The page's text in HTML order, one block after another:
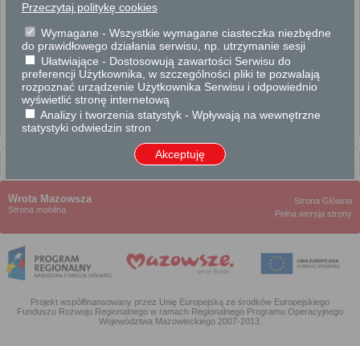
ZGODY WŁAŚCICIELSKIE
ZWROTY NIERUCHOMOŚCI
Użyczenie nieruchomości gminnych (powiatowych)
Usługi
dla przedsiębiorców
Wrota Mazowsza
Strona mobilna
Strona Główna
Pełna wersja strony
Projekt współfinansowany przez Unię Europejską ze środków Europejskiego
Funduszu Rozwoju Regionalnego w ramach Regionalnego Programu Operacyjnego
Województwa Mazowieckiego 2007-2013.
Przeczytaj politykę cookies
Wymagane - Wszystkie wymagane ciasteczka niezbędne
do prawidłowego działania serwisu, np. utrzymanie sesji
Ułatwiające - Dostosowują zawartości Serwisu do
preferencji Użytkownika, w szczególności pliki te pozwalają
rozpoznać urządzenie Użytkownika Serwisu i odpowiednio
wyświetlić stronę internetową
Analizy i tworzenia statystyk - Wpływają na wewnętrzne
statystyki odwiedzin stron
Akceptuję